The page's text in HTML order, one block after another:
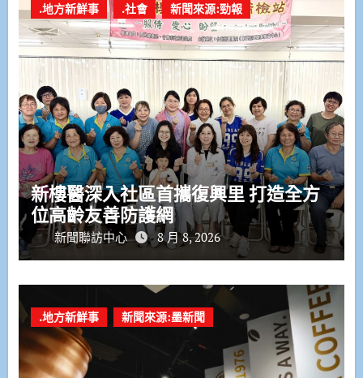
.地方新鮮事 .社會 新聞來源:勁報
新樓醫深入社區首攜復興里 打造全方
位高齡友善防護網
新聞聯訪中心 8 月 8, 2026
.地方新鮮事 新聞來源:墨新聞